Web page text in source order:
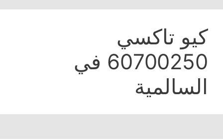
كيو تاكسي
60700250 في
السالمية